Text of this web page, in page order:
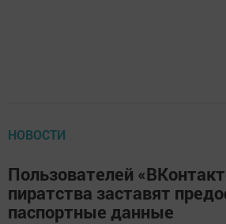
НОВОСТИ
Пользователей
пиратства заставят
паспортные данные